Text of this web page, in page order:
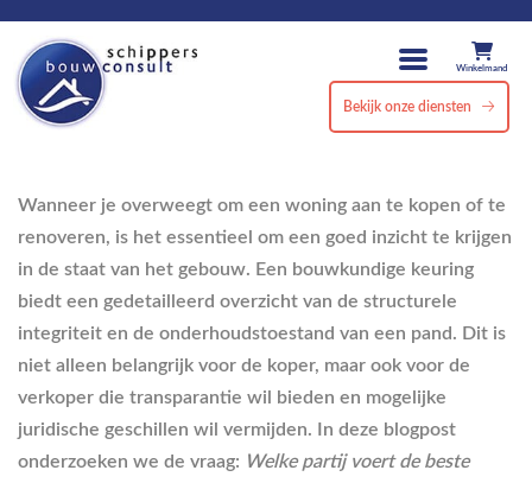
Winkelmand
Bekijk onze diensten
Wanneer je overweegt om een woning aan te kopen of te
renoveren, is het essentieel om een goed inzicht te krijgen
in de staat van het gebouw. Een bouwkundige keuring
biedt een gedetailleerd overzicht van de structurele
integriteit en de onderhoudstoestand van een pand. Dit is
niet alleen belangrijk voor de koper, maar ook voor de
verkoper die transparantie wil bieden en mogelijke
juridische geschillen wil vermijden. In deze blogpost
onderzoeken we de vraag: Welke partij voert de beste